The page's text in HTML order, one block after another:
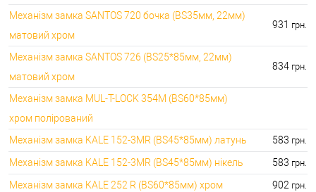
Механізм замка SANTOS 720 бочка (BS35мм, 22мм)
матовий хром
931 грн.
Механізм замка SANTOS 726 (BS25*85мм, 22мм)
матовий хром
834 грн.
Механізм замка MUL-T-LOCK 354M (BS60*85мм)
хром полірований
Механізм замка KALE 152-3MR (BS45*85мм) латунь
583 грн.
Механізм замка KALE 152-3MR (BS45*85мм) нікель 583 грн.
Механізм замка KALE 252 R (BS60*85мм) хром 902 грн.